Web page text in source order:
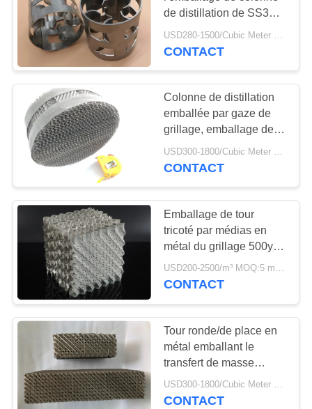
NOUS
NOUVELLES
DEMANDEZ
UNE
CITATION
PLAN
SITE
PRIVACY
POLICY
de distillation de SS304
16mm 25mm ISO9001
CONTACT
Colonne de distillation
emballée par gaze de
grillage, emballage de
structure dans la
distillation 350 Y
USD300-1800/Cubic Meter MOQ:15 mètres cubes
CONTACT
Emballage de tour
tricoté par médias en
métal du grillage 500y
de transfert de masse
pour la colonne de
USD200-2500/m³ MOQ:5 mètres cubes
CONTACT
Tour ronde/de place en
métal emballant le
transfert de masse
élevée anticorrosion
125Y
USD300-1800/Cubic Meter MOQ:5 mètres cubes
CONTACT